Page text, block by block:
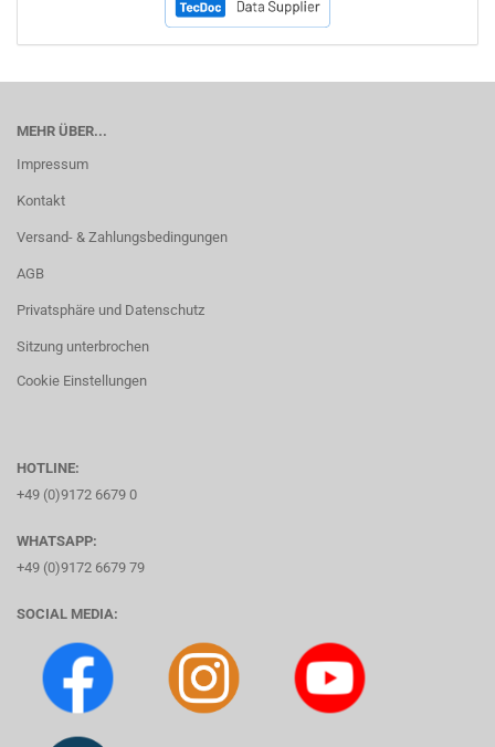
MEHR ÜBER...
Impressum
Kontakt
Versand- & Zahlungsbedingungen
AGB
Privatsphäre und Datenschutz
Sitzung unterbrochen
Cookie Einstellungen
HOTLINE:
+49 (0)9172 6679 0
WHATSAPP:
+49 (0)9172 6679 79
SOCIAL MEDIA: